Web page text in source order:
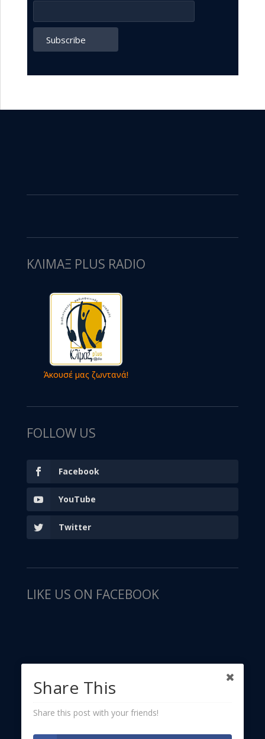
ΚΛΙΜΑΞ PLUS RADIO
Άκουσέ μας ζωντανά!
FOLLOW US
Facebook
YouTube
Twitter
LIKE US ON FACEBOOK
Share This
Share this post with your friends!